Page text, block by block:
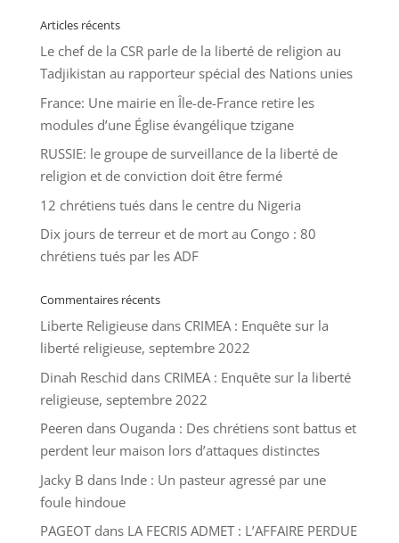
Articles récents
Le chef de la CSR parle de la liberté de religion au
Tadjikistan au rapporteur spécial des Nations unies
France: Une mairie en Île-de-France retire les
modules d’une Église évangélique tzigane
RUSSIE: le groupe de surveillance de la liberté de
religion et de conviction doit être fermé
12 chrétiens tués dans le centre du Nigeria
Dix jours de terreur et de mort au Congo : 80
chrétiens tués par les ADF
Commentaires récents
Liberte Religieusedans CRIMEA : Enquête sur la
liberté religieuse, septembre 2022
Dinah Reschid dans CRIMEA : Enquête sur la liberté
religieuse, septembre 2022
Peeren dans Ouganda : Des chrétiens sont battus et
perdent leur maison lors d’attaques distinctes
Jacky B dans Inde : Un pasteur agressé par une
foule hindoue
PAGEOTdans LA FECRIS ADMET : L’AFFAIRE PERDUE